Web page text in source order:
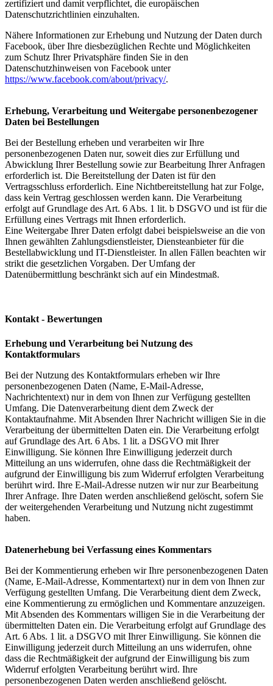
zertifiziert und damit verpflichtet, die europäischen
Datenschutzrichtlinien einzuhalten.
Nähere Informationen zur Erhebung und Nutzung der Daten durch
Facebook, über Ihre diesbezüglichen Rechte und Möglichkeiten
zum Schutz Ihrer Privatsphäre finden Sie in den
Datenschutzhinweisen von Facebook unter
https://www.facebook.com/about/privacy/.
Erhebung, Verarbeitung und Weitergabe personenbezogener
Daten bei Bestellungen
Bei der Bestellung erheben und verarbeiten wir Ihre
personenbezogenen Daten nur, soweit dies zur Erfüllung und
Abwicklung Ihrer Bestellung sowie zur Bearbeitung Ihrer Anfragen
erforderlich ist. Die Bereitstellung der Daten ist für den
Vertragsschluss erforderlich. Eine Nichtbereitstellung hat zur Folge,
dass kein Vertrag geschlossen werden kann. Die Verarbeitung
erfolgt auf Grundlage des Art. 6 Abs. 1 lit. b DSGVO und ist für die
Erfüllung eines Vertrags mit Ihnen erforderlich.
Eine Weitergabe Ihrer Daten erfolgt dabei beispielsweise an die von
Ihnen gewählten Zahlungsdienstleister, Diensteanbieter für die
Bestellabwicklung und IT-Dienstleister. In allen Fällen beachten wir
strikt die gesetzlichen Vorgaben. Der Umfang der
Datenübermittlung beschränkt sich auf ein Mindestmaß.
Kontakt - Bewertungen
Erhebung und Verarbeitung bei Nutzung des
Kontaktformulars
Bei der Nutzung des Kontaktformulars erheben wir Ihre
personenbezogenen Daten (Name, E-Mail-Adresse,
Nachrichtentext) nur in dem von Ihnen zur Verfügung gestellten
Umfang. Die Datenverarbeitung dient dem Zweck der
Kontaktaufnahme. Mit Absenden Ihrer Nachricht willigen Sie in die
Verarbeitung der übermittelten Daten ein. Die Verarbeitung erfolgt
auf Grundlage des Art. 6 Abs. 1 lit. a DSGVO mit Ihrer
Einwilligung. Sie können Ihre Einwilligung jederzeit durch
Mitteilung an uns widerrufen, ohne dass die Rechtmäßigkeit der
aufgrund der Einwilligung bis zum Widerruf erfolgten Verarbeitung
berührt wird. Ihre E-Mail-Adresse nutzen wir nur zur Bearbeitung
Ihrer Anfrage. Ihre Daten werden anschließend gelöscht, sofern Sie
der weitergehenden Verarbeitung und Nutzung nicht zugestimmt
haben.
Datenerhebung bei Verfassung eines Kommentars
Bei der Kommentierung erheben wir Ihre personenbezogenen Daten
(Name, E-Mail-Adresse, Kommentartext) nur in dem von Ihnen zur
Verfügung gestellten Umfang. Die Verarbeitung dient dem Zweck,
eine Kommentierung zu ermöglichen und Kommentare anzuzeigen.
Mit Absenden des Kommentars willigen Sie in die Verarbeitung der
übermittelten Daten ein. Die Verarbeitung erfolgt auf Grundlage des
Art. 6 Abs. 1 lit. a DSGVO mit Ihrer Einwilligung. Sie können die
Einwilligung jederzeit durch Mitteilung an uns widerrufen, ohne
dass die Rechtmäßigkeit der aufgrund der Einwilligung bis zum
Widerruf erfolgten Verarbeitung berührt wird. Ihre
personenbezogenen Daten werden anschließend gelöscht.